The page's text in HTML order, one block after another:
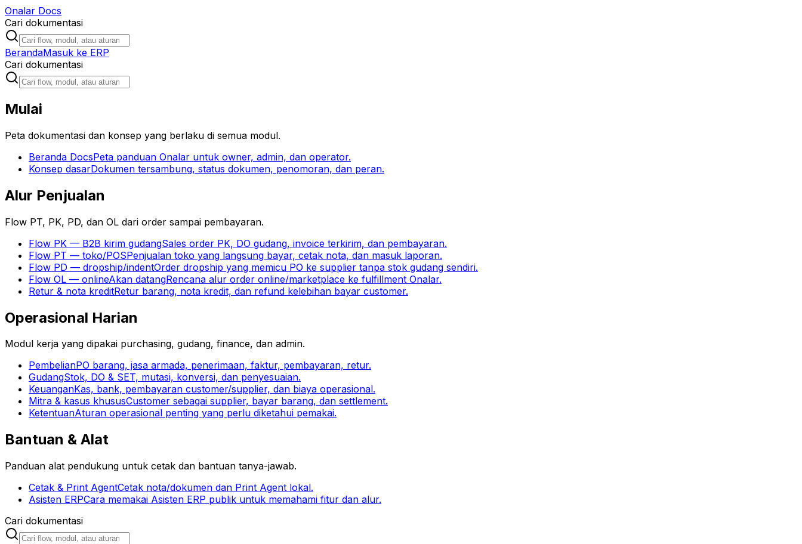
Onalar Docs
Cari dokumentasi
BerandaMasuk ke ERP
Cari dokumentasi
Mulai
Peta dokumentasi dan konsep yang berlaku di semua modul.
Beranda DocsPeta panduan Onalar untuk owner, admin, dan operator.
Konsep dasarDokumen tersambung, status dokumen, penomoran, dan peran.
Alur Penjualan
Flow PT, PK, PD, dan OL dari order sampai pembayaran.
Flow PK — B2B kirim gudangSales order PK, DO gudang, invoice terkirim, dan pembayaran.
Flow PT — toko/POSPenjualan toko yang langsung bayar, cetak nota, dan masuk laporan.
Flow PD — dropship/indentOrder dropship yang memicu PO ke supplier tanpa stok gudang sendiri.
Flow OL — onlineAkan datangRencana alur order online/marketplace ke fulfillment Onalar.
Retur & nota kreditRetur barang, nota kredit, dan refund kelebihan bayar customer.
Operasional Harian
Modul kerja yang dipakai purchasing, gudang, finance, dan admin.
PembelianPO barang, jasa armada, penerimaan, faktur, pembayaran, retur.
GudangStok, DO & SET, mutasi, konversi, dan penyesuaian.
KeuanganKas, bank, pembayaran customer/supplier, dan biaya operasional.
Mitra & kasus khususCustomer sebagai supplier, bayar barang, dan settlement.
KetentuanAturan operasional penting yang perlu diketahui pemakai.
Bantuan & Alat
Panduan alat pendukung untuk cetak dan bantuan tanya-jawab.
Cetak & Print AgentCetak nota/dokumen dan Print Agent lokal.
Asisten ERPCara memakai Asisten ERP publik untuk memahami fitur dan alur.
Cari dokumentasi